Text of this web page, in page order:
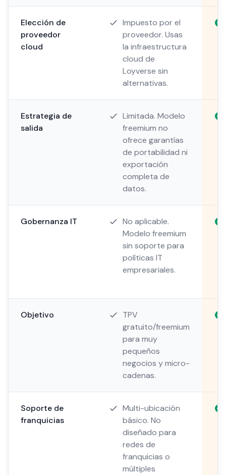
Elección de
proveedor
cloud
Impuesto por el
proveedor. Usas
la infraestructura
cloud de
Loyverse sin
alternativas.
Estrategia de
salida
Limitada. Modelo
freemium no
ofrece garantías
de portabilidad ni
exportación
completa de
datos.
Gobernanza IT
No aplicable.
Modelo freemium
sin soporte para
políticas IT
empresariales.
Objetivo
TPV
gratuito/freemium
para muy
pequeños
negocios y micro-
cadenas.
Soporte de
franquicias
Multi-ubicación
básico. No
diseñado para
redes de
franquicias o
múltiples